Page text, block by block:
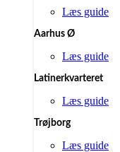
Læs guide
Aarhus Ø
Læs guide
Latinerkvarteret
Læs guide
Trøjborg
Læs guide